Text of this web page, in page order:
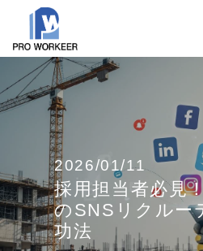
2026/01/11
採用担当者必見
のSNSリクルー
功法